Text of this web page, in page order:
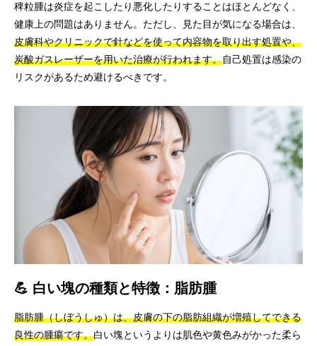
稗粒腫は炎症を起こしたり悪化したりすることはほとんどなく、
健康上の問題はありません。ただし、見た目が気になる場合は、
皮膚科やクリニックで針などを使って内容物を取り出す処置や、
炭酸ガスレーザーを用いた治療が行われます。自己処置は感染の
リスクがあるため避けるべきです。
💪 白い塊の種類と特徴：脂肪腫
脂肪腫（しぼうしゅ）は、皮膚の下の脂肪組織が増殖してできる
良性の腫瘍です。白い塊というよりは肌色や黄色みがかった柔ら